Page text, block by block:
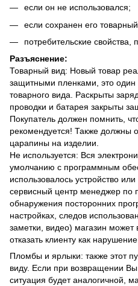
если он не использовался;
если сохранен его
потребительские
Разъяснение:
Товарный вид: Новый товар
защитными пленками, это
товарного вида. Раскрыты
проводки и батарея закрыты
Покупатель должен помнить,
рекомендуется! Также должны
царапины на изделии.
Не используется: Вся
умолчанию с программным
использовалось устройство
сервисный центр менеджер по
обнаружения посторонних
настройках, следов
заметки, видео) магазин может
отказать клиенту как
Пломбы и ярлыки: также этот
виду. Если при возвращении
ситуация будет аналогичной,